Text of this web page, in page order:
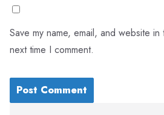
Save my name, email, and website
next time I comment.